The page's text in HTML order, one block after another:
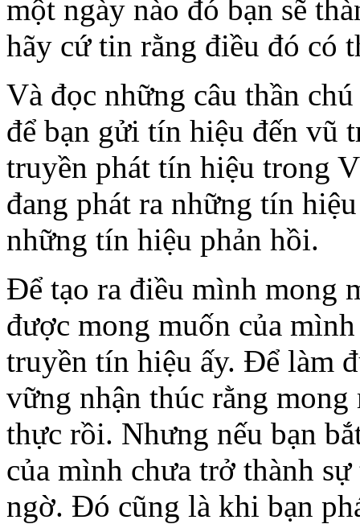
một ngày nào đó bạn sẽ
hãy cứ tin rằng điều đó có
Và đọc những câu thần
để bạn gửi tín hiệu đến vũ
truyền phát tín hiệu trong
đang phát ra những tín
những tín hiệu phản hồi.
Để tạo ra điều mình mong
được mong muốn của
truyền tín hiệu ấy. Để làm
vững nhận thúc rằng
thực rồi. Nhưng nếu bạn
của mình chưa trở thành
ngờ. Đó cũng là khi bạn